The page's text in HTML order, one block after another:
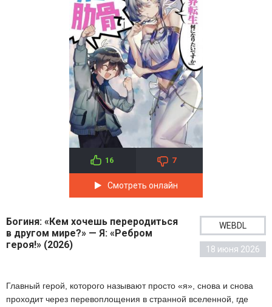
16 7
Смотреть онлайн
Богиня: «Кем хочешь переродиться
в другом мире?» — Я: «Ребром
героя!» (2026)
WEBDL
18 июня 2026
Главный герой, которого называют просто «я», снова и снова
проходит через перевоплощения в странной вселенной, где